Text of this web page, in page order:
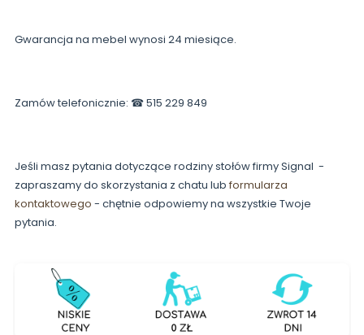
Gwarancja na mebel wynosi 24 miesiące.
Zamów telefonicznie: ☎ 515 229 849
Jeśli masz pytania dotyczące rodziny stołów firmy Signal -
zapraszamy do skorzystania z chatu lub formularza
kontaktowego - chętnie odpowiemy na wszystkie Twoje
pytania.